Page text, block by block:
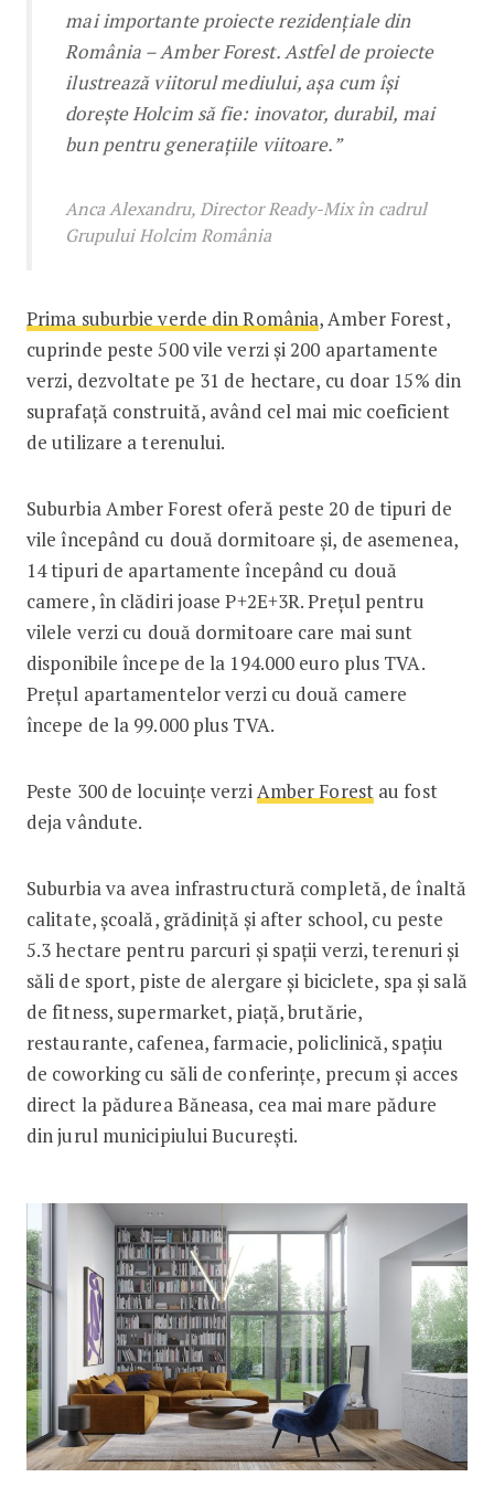
mai importante proiecte rezidențiale din
România – Amber Forest. Astfel de proiecte
ilustrează viitorul mediului, așa cum își
dorește Holcim să fie: inovator, durabil, mai
bun pentru generațiile viitoare.”
Anca Alexandru, Director Ready-Mix în cadrul
Grupului Holcim România
Prima suburbie verde din România, Amber Forest,
cuprinde peste 500 vile verzi şi 200 apartamente
verzi, dezvoltate pe 31 de hectare, cu doar 15% din
suprafață construită, având cel mai mic coeficient
de utilizare a terenului.
Suburbia Amber Forest oferă peste 20 de tipuri de
vile începând cu două dormitoare și, de asemenea,
14 tipuri de apartamente începând cu două
camere, în clădiri joase P+2E+3R. Preţul pentru
vilele verzi cu două dormitoare care mai sunt
disponibile începe de la 194.000 euro plus TVA.
Preţul apartamentelor verzi cu două camere
începe de la 99.000 plus TVA.
Peste 300 de locuințe verziAmber Forestau fost
deja vândute.
Suburbia va avea infrastructură completă, de înaltă
calitate, şcoală, grădiniţă şi after school, cu peste
5.3 hectare pentru parcuri și spații verzi, terenuri şi
săli de sport, piste de alergare şi biciclete, spa şi sală
de fitness, supermarket, piaţă, brutărie,
restaurante, cafenea, farmacie, policlinică, spaţiu
de coworking cu săli de conferinţe, precum şi acces
direct la pădurea Băneasa, cea mai mare pădure
din jurul municipiului Bucureşti.